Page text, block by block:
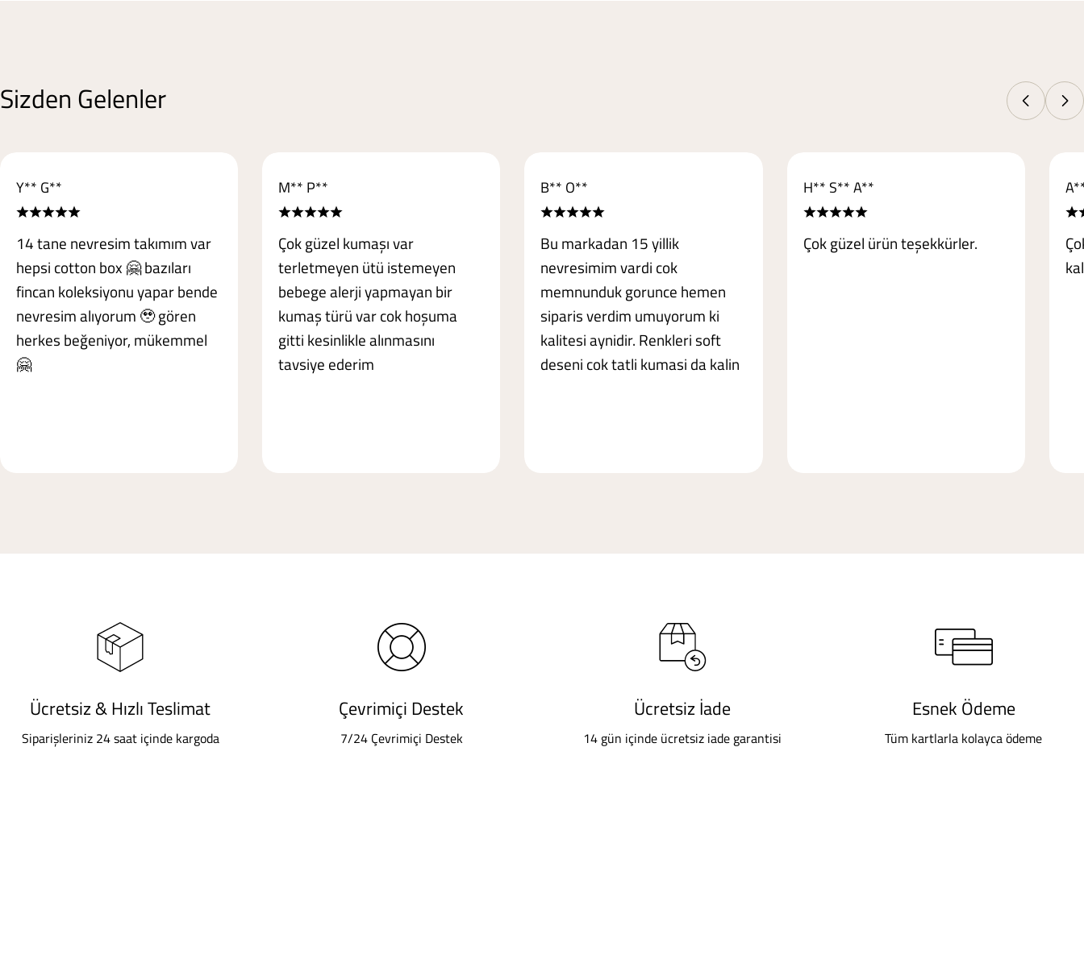
Sizden Gelenler
Y** G**
14 tane nevresim takımım var
hepsi cotton box 🤗 bazıları
fincan koleksiyonu yapar bende
nevresim alıyorum 🥹 gören
herkes beğeniyor, mükemmel
🤗
M** P**
Çok güzel kumaşı var
terletmeyen ütü istemeyen
bebege alerji yapmayan bir
kumaş türü var cok hoşuma
gitti kesinlikle alınmasını
tavsiye ederim
B** O**
Bu markadan 15 yillik
nevresimim vardi cok
memnunduk gorunce hemen
siparis verdim umuyorum ki
kalitesi aynidir. Renkleri soft
deseni cok tatli kumasi da kalin
H** S** A**
Çok güzel ürün teşekkürler.
Ücretsiz & Hızlı Teslimat
Siparişleriniz 24 saat içinde kargoda
Çevrimiçi Destek
7/24 Çevrimiçi Destek
Ücretsiz İade
14 gün içinde ücretsiz iade garantisi
Esnek Ödeme
Tüm kartlarla kolayca ödeme